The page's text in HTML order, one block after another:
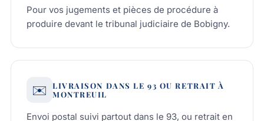
Pour vos jugements et pièces de procédure à
produire devant le tribunal judiciaire de Bobigny.
✉️
LIVRAISON DANS LE 93 OU RETRAIT À
MONTREUIL
Envoi postal suivi partout dans le 93, ou retrait en